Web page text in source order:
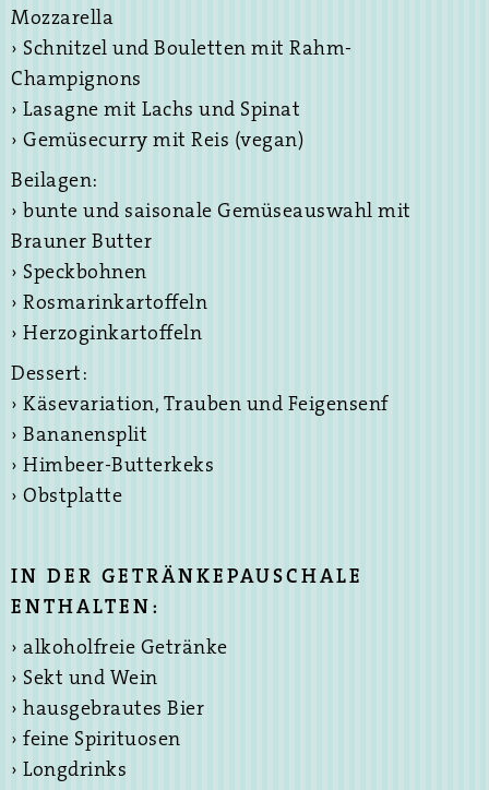
Mozzarella
› Schnitzel und Bouletten mit Rahm-
Champignons
› Lasagne mit Lachs und Spinat
› Gemüsecurry mit Reis (vegan)
Beilagen:
› bunte und saisonale Gemüseauswahl mit
Brauner Butter
› Speckbohnen
› Rosmarinkartoffeln
› Herzoginkartoffeln
Dessert:
› Käsevariation, Trauben und Feigensenf
› Bananensplit
› Himbeer-Butterkeks
› Obstplatte
IN DER GETRÄNKEPAUSCHALE
ENTHALTEN:
› alkoholfreie Getränke
› Sekt und Wein
› hausgebrautes Bier
› feine Spirituosen
› Longdrinks